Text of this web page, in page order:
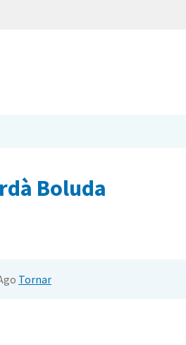
Boluda
Tornar